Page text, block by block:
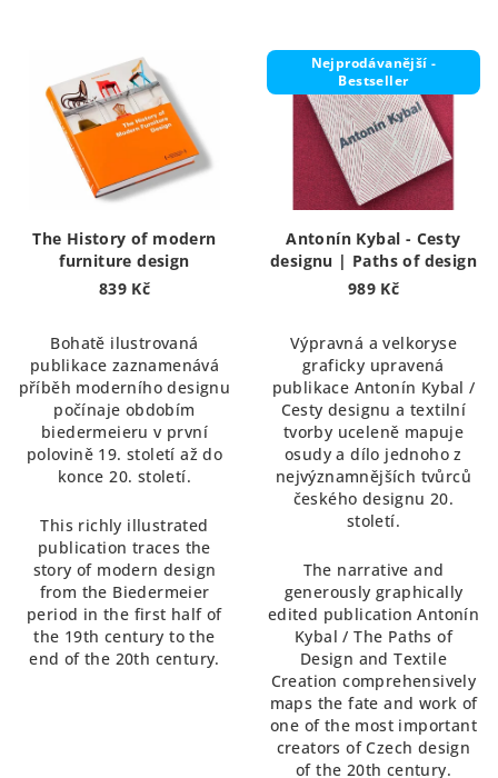
The History of modern
furniture design
839 Kč
Bohatě ilustrovaná
publikace zaznamenává
příběh moderního designu
počínaje obdobím
biedermeieru v první
polovině 19. století až do
konce 20. století.
This richly illustrated
publication traces the
story of modern design
from the Biedermeier
period in the first half of
the 19th century to the
end of the 20th century.
Nejprodávanější -
Bestseller
Antonín Kybal - Cesty
designu | Paths of design
989 Kč
Výpravná a velkoryse
graficky upravená
publikace Antonín Kybal /
Cesty designu a textilní
tvorby uceleně mapuje
osudy a dílo jednoho z
nejvýznamnějších tvůrců
českého designu 20.
století.
The narrative and
generously graphically
edited publication Antonín
Kybal / The Paths of
Design and Textile
Creation comprehensively
maps the fate and work of
one of the most important
creators of Czech design
of the 20th century.